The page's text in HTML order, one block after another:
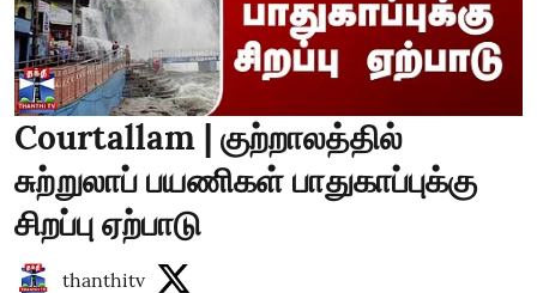
Courtallam | குற்றாலத்தில்
சுற்றுலாப் பயணிகள் பாதுகாப்புக்கு
சிறப்பு ஏற்பாடு
thanthitv